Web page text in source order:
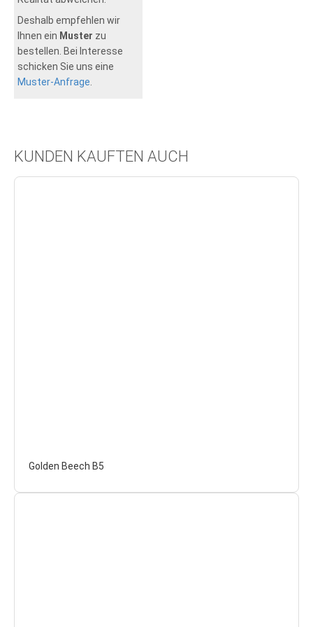
Deshalb empfehlen wir
Ihnen ein Muster zu
bestellen. Bei Interesse
schicken Sie uns eine
Muster-Anfrage
KUNDEN KAUFTEN AUCH
Golden Beech B5